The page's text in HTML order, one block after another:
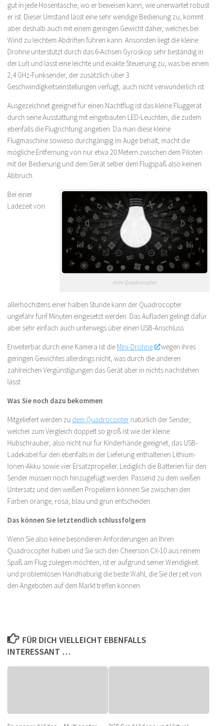
gut in jede Hosentasche, wo er beweisen kann, wie unerwartet robust
er ist. Dieser Umstand lässt eine sehr wendige Bedienung zu, kommt
aber deshalb auch mit einem geringen Gewicht daher, welches bei
Wind zu leichtem Abdriften führen kann. Ansonsten liegt die kleine
Drohne unterstützt durch das 6-Achsen Gyroskop sehr beständig in
der Luft und lässt eine leichte und exakte Steuerung zu, was bei einem
2,4 GHz-Funksender, der zusätzlich über 3
Geschwindigkeitseinstellungen verfügt, auch nicht verwunderlich ist.
Ausgezeichnet geeignet für einen Nachtflug ist das kleine Fluggerät
durch seine Ausstattung mit eingebauten LED-Leuchten, die zudem
ebenfalls die Flugrichtung angeben. Da man diese kleine
Flugmaschine sowieso durchgängig im Auge behält, macht die
mögliche Entfernung von nur etwa 20 Metern zwischen dem Piloten
mit der Bedienung und dem Gerät selber dem Flugspaß also keinen
Abbruch.
mini Quadrocopter
Bei einer
Ladezeit von
allerhöchstens einer halben Stunde kann der Quadrocopter
ungefähr fünf Minuten eingesetzt werden. Das Aufladen gelingt dafür
aber sehr einfach auch unterwegs über einen USB-Anschluss.
Erweiterbar durch eine Kamera ist die Mini-Drohne
wegen ihres
geringen Gewichtes allerdings nicht, was durch die anderen
zahlreichen Vergünstigungen das Gerät aber in nichts nachstehen
lässt.
Was Sie noch dazu bekommen
Mitgeliefert werden zu dem Quadrocopter natürlich der Sender,
welcher zum Vergleich doppelt so groß ist wie der kleine
Hubschrauber, also nicht nur für Kinderhände geeignet, das USB-
Ladekabel für den ebenfalls in der Lieferung enthaltenen Lithium-
Ionen-Akku sowie vier Ersatzpropeller. Lediglich die Batterien für den
Sender müssen noch hinzugefügt werden. Passend zu dem weißen
Untersatz und den weißen Propellern können Sie zwischen den
Farben orange, rosa, blau und grün entscheiden.
Das können Sie letztendlich schlussfolgern
Wenn Sie also keine besonderen Anforderungen an Ihren
Quadrocopter haben und Sie sich den Cheerson CX-10 aus reinem
Spaß am Flug zulegen möchten, ist er aufgrund seiner Wendigkeit
und problemlosen Handhabung die beste Wahl, die Sie derzeit von
den Angeboten auf dem Markt treffen können.
FÜR DICH VIELLEICHT EBENFALLS
INTERESSANT …